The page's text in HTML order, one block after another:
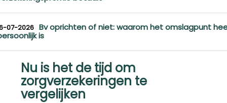
07-2026 Bv oprichten of niet: waarom het omslagpunt
is
Nu is het de tijd om
zorgverzekeringen te
vergelijken